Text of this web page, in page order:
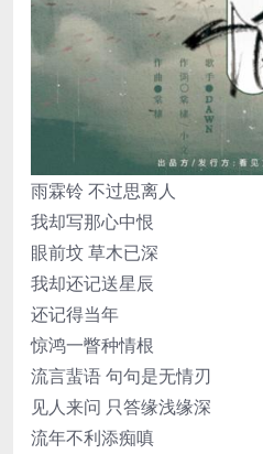
雨霖铃 不过思离人
我却写那心中恨
眼前坟 草木已深
我却还记送星辰
还记得当年
惊鸿一瞥种情根
流言蜚语 句句是无情刃
见人来问 只答缘浅缘深
流年不利添痴嗔